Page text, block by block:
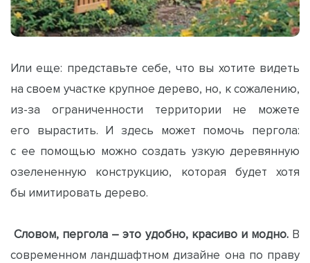
Или еще: представьте себе, что вы хотите видеть
на своем участке крупное дерево, но, к сожалению,
из-за ограниченности территории не можете
его вырастить. И здесь может помочь пергола:
с ее помощью можно создать узкую деревянную
озелененную конструкцию, которая будет хотя
бы имитировать дерево.
Словом, пергола – это удобно, красиво и модно. В
современном ландшафтном дизайне она по праву